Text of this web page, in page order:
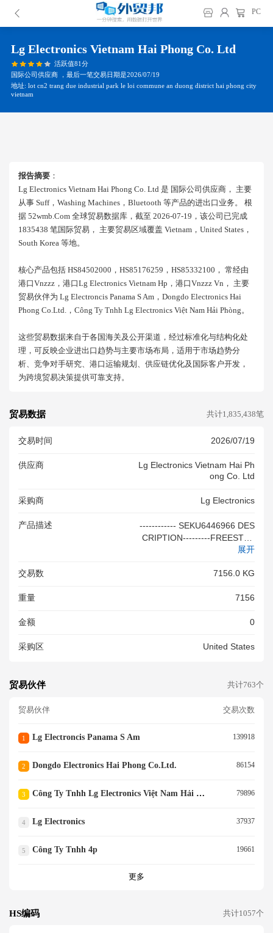
PC
Lg Electronics Vietnam Hai Phong Co. Ltd
活跃值81分
国际公司供应商 ，最后一笔交易日期是2026/07/19
地址: lot cn2 trang due industrial park le loi commune an duong district hai phong city
vietnam
报告摘要 ：
Lg Electronics Vietnam Hai Phong Co. Ltd 是 国际公司供应商， 主要
从事 Suff，washing Machines，bluetooth 等产品的进出口业务。 根
据 52wmb.com 全球贸易数据库，截至 2026-07-19，该公司已完成
1835438 笔国际贸易， 主要贸易区域覆盖 Vietnam，united States，
South Korea 等地。
核心产品包括 HS84502000，HS85176259，HS85332100， 常经由
港口vnzzz，港口lg Electronics Vietnam Hp，港口vnzzz Vn， 主要
贸易伙伴为 Lg Electroncis Panama S Am，dongdo Electronics Hai
Phong Co.ltd.，công Ty Tnhh Lg Electronics Việt Nam Hải Phòng。
这些贸易数据来自于各国海关及公开渠道，经过标准化与结构化处
理，可反映企业进出口趋势与主要市场布局，适用于市场趋势分
析、竞争对手研究、港口运输规划、供应链优化及国际客户开发，
为跨境贸易决策提供可靠支持。
贸易数据 共计1,835,438笔
交易时间 2026/07/19
供应商
Lg Electronics Vietnam Hai Ph
Ong Co. Ltd
采购商 Lg Electronics
产品描述
------------ SEKU6446966 DES
CRIPTION---------FREESTAN
DING RANGE MODEL SUFFI
A 84 EA -------------GENERIC
GHT PREPAID THIS NVOCC
LL COVERS MA BILL SGN322
展开
交易数 7156.0 KG
重量 7156
金额 0
采购区 United States
贸易伙伴 共计763个
贸易伙伴 交易次数
1 Lg Electroncis Panama S Am 139918
2 Dongdo Electronics Hai Phong Co.ltd. 86154
3 Công Ty Tnhh Lg Electronics Việt Nam Hải Phòng 79896
4 Lg Electronics 37937
5 Công Ty Tnhh 4p 19661
更多
HS编码 共计1057个